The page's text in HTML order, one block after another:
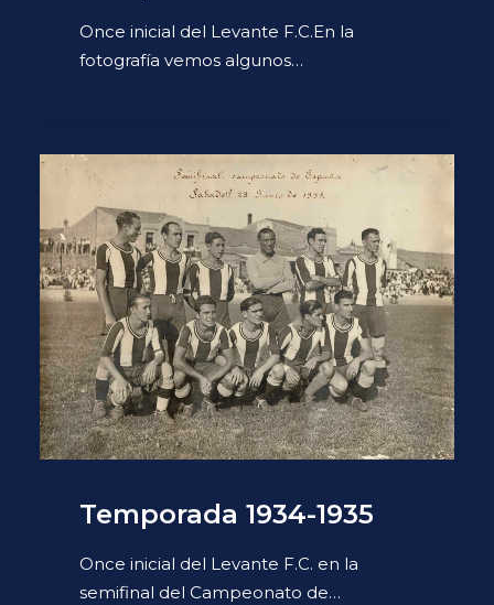
Once inicial del Levante F.C.En la
fotografía vemos algunos…
Temporada 1934-1935
Once inicial del Levante F.C. en la
semifinal del Campeonato de…